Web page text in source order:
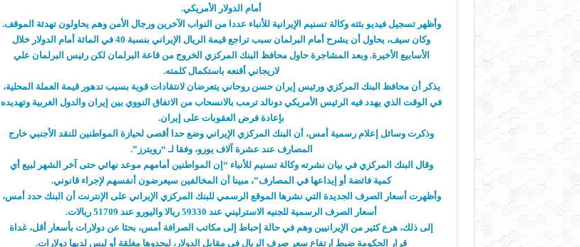
أمام الدولار الأمريكي.
وأظهر تسجيل فيديو بثته وكالة تسنيم الإيرانية للأنباء عددا من النواب الآخرين ورجال الأمن وهم يحاولون تهدئة الموقف.
وكان سيف، يحاول أن يشرح أمام البرلمان سبب تراجع قيمة الريال الإيراني بنسبة 40 في المائة أمام الدولار خلال
الأسابيع الأخيرة. وبعد المشاجرة حاول محافظ البنك المركزي الخروج من قاعة البرلمان لكن رئيس البرلمان علي
لاريجاني أقنعه باستكمال كلمته.
يذكر أن محافظ البنك المركزي ورئيس إيران حسن روحاني يتعرضان لانتقادات قوية بسبب تدهور قيمة العملة المحلية،
في الوقت الذي يهدد فيه الرئيس الأمريكي دونالد ترمب بالانسحاب من الاتفاق النووي بين إيران والدول الغربية وتهديده
بإعادة فرض العقوبات على إيران.
وذكرت وسائل إعلام رسمية أمس، أن البنك المركزي الإيراني وضع حدا أقصى لحيازة المواطنين للنقد الأجنبي خارج
المصارف عند عشرة آلاف يورو، وفقا لـ “رويترز”.
وقال البنك المركزي في بيان نشرته وكالة تسنيم للأنباء “إن المواطنين أمامهم موعد نهائي حتى آخر الشهر لبيع أي
كمية فائضة أو إيداعها في المصارف”، مبينا أن المخالفين سيعرضون أنفسهم لإجراء قانوني.
وأظهرت أسعار الصرف الجديدة التي نشرها الموقع الرسمي للبنك المركزي الإيراني على الإنترنت أن البنك حدد أمس،
أسعار الصرف الرسمية للجنيه الاسترليني عند 59330 ريالا واليورو عند 51709 ريالات.
إلى ذلك، هرع كثير من الإيرانيين وهم في حالة إحباط إلى مكاتب الصرافة أمس، بحثا عن دولارات بأسعار أقل، غداة
قرار الحكومة ضبط ارتفاع سعر صرف الريال في مقابل الدولار، ليجدوها مغلقة أو ليس لديها دولارات.